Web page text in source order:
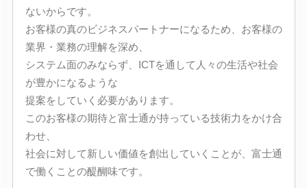
ないからです。
お客様の真のビジネスパートナーになるため、お客様の
業界・業務の理解を深め、
システム面のみならず、ICTを通して人々の生活や社会
が豊かになるような
提案をしていく必要があります。
このお客様の期待と富士通が持っている技術力をかけ合
わせ、
社会に対して新しい価値を創出していくことが、富士通
で働くことの醍醐味です。